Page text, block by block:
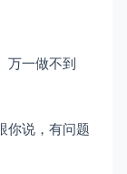
万一做不到
你说，有问题